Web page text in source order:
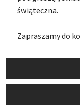
świąteczna.
Zapraszamy do